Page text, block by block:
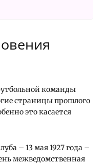
команды
страницы прошлого
это касается
– 13 мая 1927 года –
межведомственная